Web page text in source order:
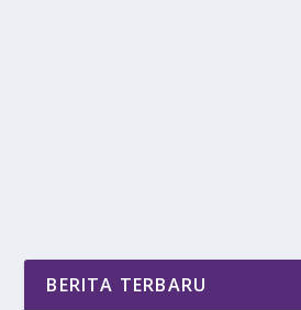
BERITA TERBARU